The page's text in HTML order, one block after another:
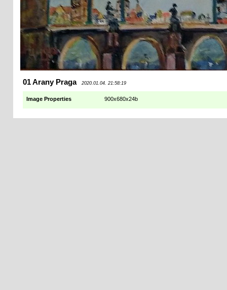
01 Arany Praga 2020.01.04. 21:58:19
Image Properties 900x680x24b